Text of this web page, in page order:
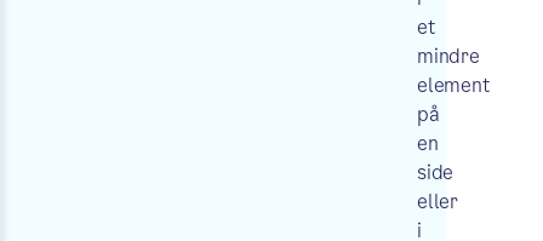
et
mindre
element
på
en
side
eller
i